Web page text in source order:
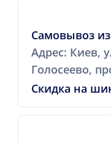
Самовывоз
Адрес: Киев,
Голосеево,
Скидка на